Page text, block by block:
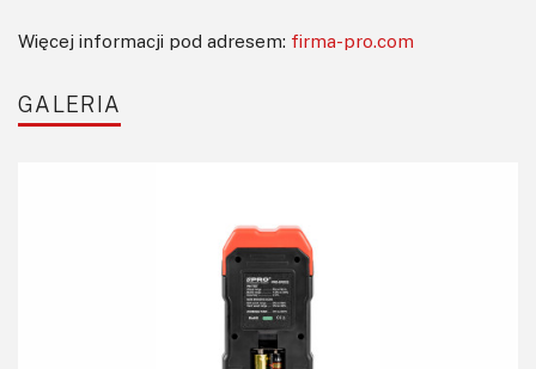
Więcej informacji pod adresem: firma-pro.com
GALERIA